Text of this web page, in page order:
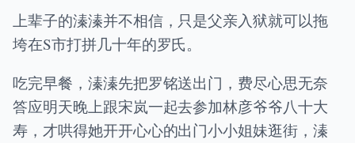
上辈子的溱溱并不相信，只是父亲入狱就可以拖
垮在S市打拼几十年的罗氏。
吃完早餐，溱溱先把罗铭送出门，费尽心思无奈
答应明天晚上跟宋岚一起去参加林彦爷爷八十大
寿，才哄得她开开心心的出门小小姐妹逛街，溱